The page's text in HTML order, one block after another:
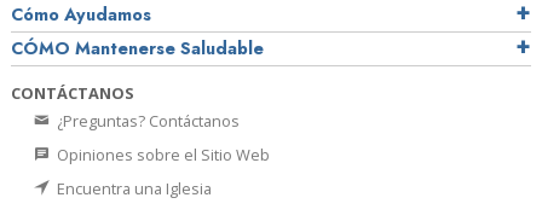
Cómo Ayudamos
CÓMO Mantenerse Saludable
CONTÁCTANOS
¿Preguntas? Contáctanos
Opiniones sobre el Sitio Web
Encuentra una Iglesia